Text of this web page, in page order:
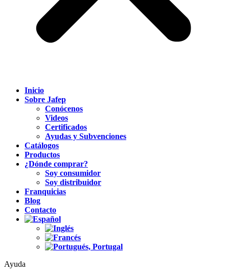
Inicio
Sobre Jafep
Conócenos
Videos
Certificados
Ayudas y Subvenciones
Catálogos
Productos
¿Dónde comprar?
Soy consumidor
Soy distribuidor
Franquicias
Blog
Contacto
Ayuda